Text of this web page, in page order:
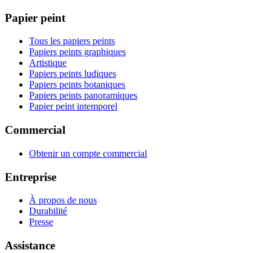
Papier peint
Tous les papiers peints
Papiers peints graphiques
Artistique
Papiers peints ludiques
Papiers peints botaniques
Papiers peints panoramiques
Papier peint intemporel
Commercial
Obtenir un compte commercial
Entreprise
À propos de nous
Durabilité
Presse
Assistance